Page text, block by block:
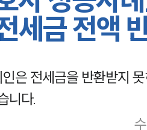
세금 전액
은 전세금을 반환받지
니다.